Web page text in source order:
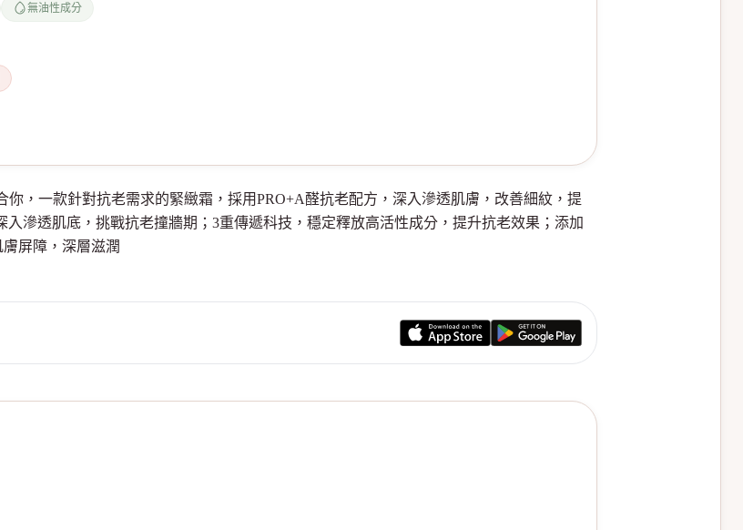
無油性成分
你，一款針對抗老需求的緊緻霜，採用PRO+A醛抗老配方，深入滲透肌膚，改善細紋，提
滲透肌底，挑戰抗老撞牆期；3重傳遞科技，穩定釋放高活性成分，提升抗老效果；添加
屏障，深層滋潤